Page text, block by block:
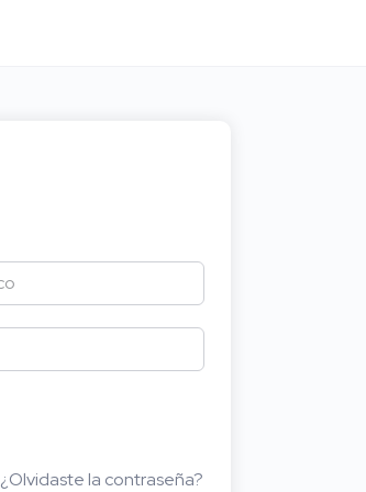
¿Olvidaste la contraseña?